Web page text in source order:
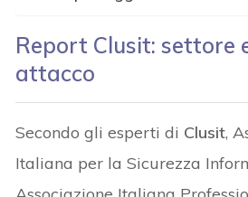
Report Clusit: settore
attacco
Secondo gli esperti di Clusit,
Italiana per la Sicurezza